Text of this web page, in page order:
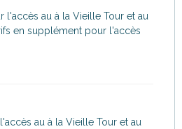
l'accès au à la Vieille Tour et au
en supplément pour l'accès
au à la Vieille Tour et au